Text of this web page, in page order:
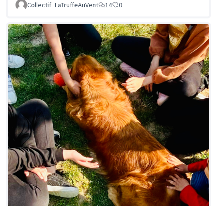
Collectif_LaTruffeAuVent
14 0